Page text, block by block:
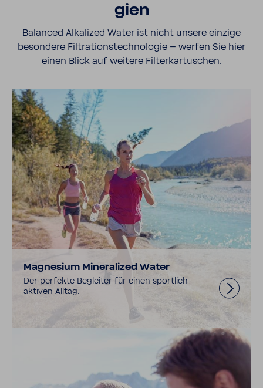
gien
Balanced Alka­lized Water ist nicht unsere einzige
beson­dere Filtra­ti­ons­tech­no­logie – werfen Sie hier
einen Blick auf weitere Filter­kar­tu­schen.
Magne­sium Mine­ra­lized Water
Der perfekte Begleiter für einen sport­lich
aktiven Alltag.